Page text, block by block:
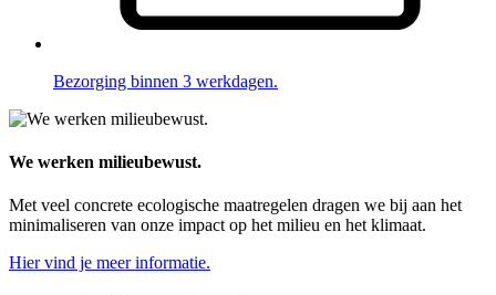
Bezorging binnen 3 werkdagen.
We werken milieubewust.
Met veel concrete ecologische maatregelen dragen we bij aan het
minimaliseren van onze impact op het milieu en het klimaat.
Hier vind je meer informatie.